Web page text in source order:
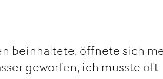
beinhaltete, öffnete sich
geworfen, ich musste oft